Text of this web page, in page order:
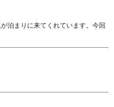
泊まりに来てくれています。今回